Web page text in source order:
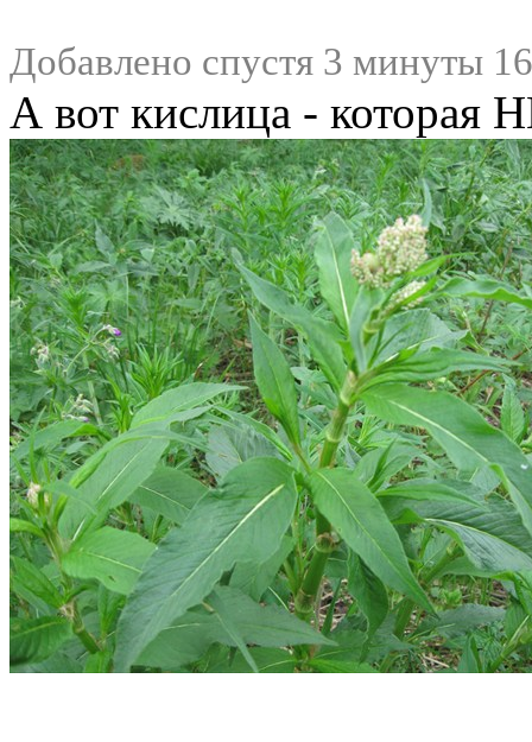
Добавлено спустя 3 минуты
А вот кислица - которая